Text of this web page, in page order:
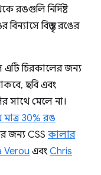
রঙগুলি নির্দিষ্ট
বিস্তৃত রঙের
চিরকালের জন্য
ছবি এবং
সাথে মেলে না।
30% রঙ
জন্য CSS কালার
Verou এবং Chris